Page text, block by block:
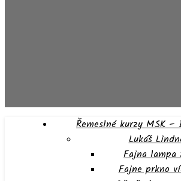
Řemeslné kurzy MSK –
Lukáš
Fajna lampa
Fajne prkno